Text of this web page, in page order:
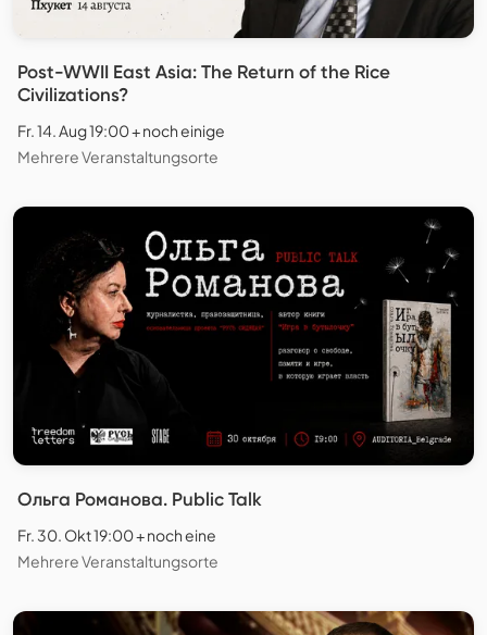
Post-WWII East Asia: The Return of the Rice
Civilizations?
Fr. 14. Aug 19:00 + noch einige
Mehrere Veranstaltungsorte
Ольга Романова. Public Talk
Fr. 30. Okt 19:00 + noch eine
Mehrere Veranstaltungsorte